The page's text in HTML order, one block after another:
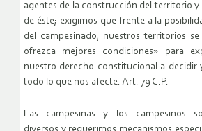
agentes de la construcción del territorio y
de éste; exigimos que frente a la
del campesinado, nuestros territorios
ofrezca mejores condiciones» para
nuestro derecho constitucional a decidir
todo lo que nos afecte. Art. 79 C.P.
Las campesinas y los campesinos